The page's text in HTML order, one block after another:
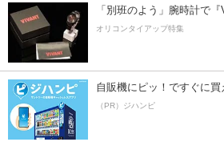
「別班のよう」腕時計で
オリコンタイアップ特集
自販機にピッ！ですぐに買
（PR）ジハンピ